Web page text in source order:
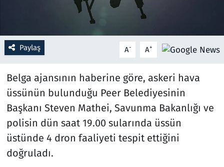
Paylaş A- A+
Belga ajansının haberine göre, askeri hava
üssünün bulunduğu Peer Belediyesinin
Başkanı Steven Mathei, Savunma Bakanlığı ve
polisin dün saat 19.00 sularında üssün
üstünde 4 dron faaliyeti tespit ettiğini
doğruladı.
Savunma Sanayi
Spor
Teknoloji ve Bilim
Televizyon